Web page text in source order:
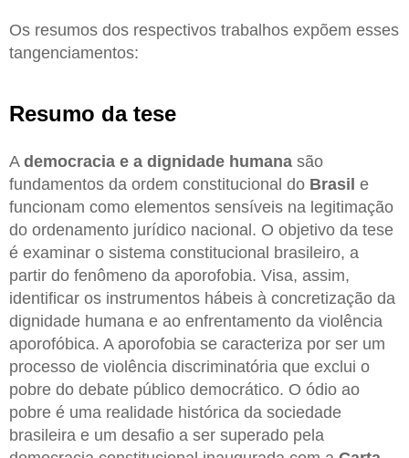
Os resumos dos respectivos trabalhos expõem esses
tangenciamentos:
Resumo da tese
A democracia e a dignidade humana são
fundamentos da ordem constitucional do Brasil e
funcionam como elementos sensíveis na legitimação
do ordenamento jurídico nacional. O objetivo da tese
é examinar o sistema constitucional brasileiro, a
partir do fenômeno da aporofobia. Visa, assim,
identificar os instrumentos hábeis à concretização da
dignidade humana e ao enfrentamento da violência
aporofóbica. A aporofobia se caracteriza por ser um
processo de violência discriminatória que exclui o
pobre do debate público democrático. O ódio ao
pobre é uma realidade histórica da sociedade
brasileira e um desafio a ser superado pela